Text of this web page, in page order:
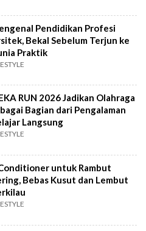
Pendidikan Profesi
Bekal Sebelum Terjun ke
Praktik
RUN 2026 Jadikan Olahraga
Bagian dari Pengalaman
Langsung
untuk Rambut
Bebas Kusut dan Lembut